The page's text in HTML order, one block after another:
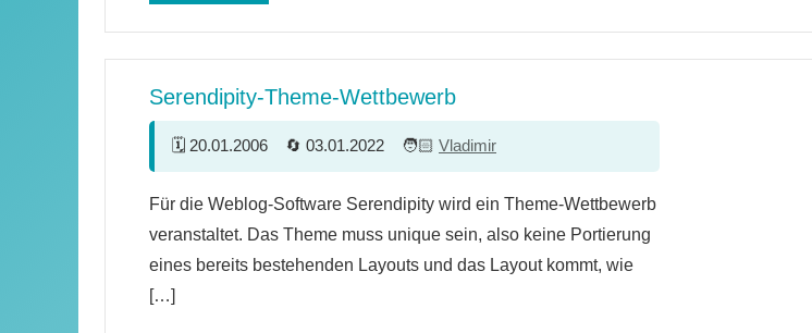
Serendipity-Theme-Wettbewerb
20.01.2006 03.01.2022 Vladimir
Für die Weblog-Software Serendipity wird ein Theme-Wettbewerb
veranstaltet. Das Theme muss unique sein, also keine Portierung
eines bereits bestehenden Layouts und das Layout kommt, wie
[…]